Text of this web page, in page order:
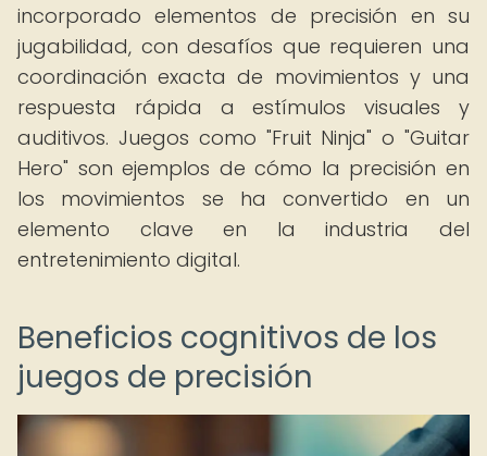
incorporado elementos de precisión en su
jugabilidad, con desafíos que requieren una
coordinación exacta de movimientos y una
respuesta rápida a estímulos visuales y
auditivos. Juegos como "Fruit Ninja" o "Guitar
Hero" son ejemplos de cómo la precisión en
los movimientos se ha convertido en un
elemento clave en la industria del
entretenimiento digital.
Beneficios cognitivos de los
juegos de precisión